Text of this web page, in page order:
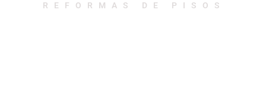
REFORMAS DE PISOS